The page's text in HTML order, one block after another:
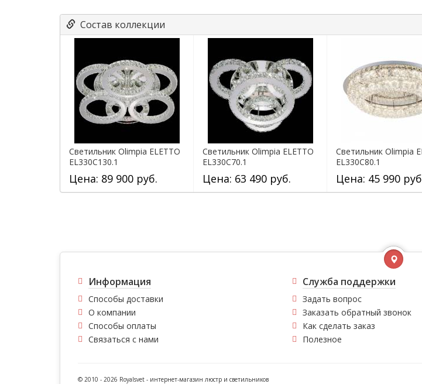
Состав коллекции
Светильник Olimpia ELETTO
EL330C130.1
Цена: 89 900 руб.
Светильник Olimpia ELETTO
EL330C70.1
Цена: 63 490 руб.
Светильник Olimpia
EL330C80.1
Цена: 45 990
Информация
Способы доставки
О компании
Способы оплаты
Связаться с нами
Служба поддержки
Задать вопрос
Заказать обратный звонок
Как сделать заказ
Полезное
© 2010 - 2026 Royalsvet - интернет-магазин люстр и светильников